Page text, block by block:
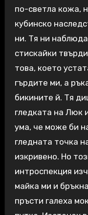
по-светла кожа,
кубинско
ни. Тя ни
стискайки
това, което
гърдите ми, а
бикините й. Тя
гледката на Люк
ума, че може би
гледната точка
изкривено. Но
интроспекция
майка ми и
пръсти галеха